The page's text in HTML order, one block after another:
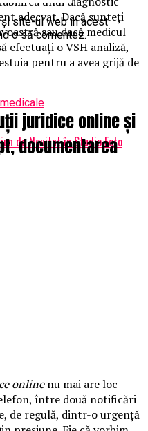
adecvat. Dacă sunteți
sau dacă medicul
efectuați o VSH analiză,
pentru a avea grijă de
de Neuitat în Studio Foto
site-ul web în acest
o să comentez.
juridice online și
documentarea
onlinenu mai are loc
între două notificări
de regulă, dintr-o urgență